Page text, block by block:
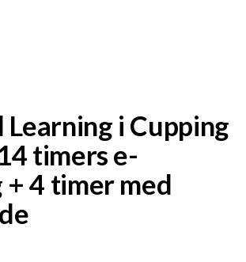
Learning i Cupping
timers e-
4 timer med